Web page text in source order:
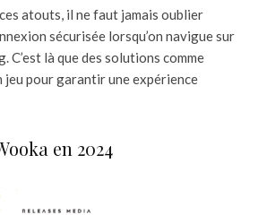
atouts, il ne faut jamais oublier
sécurisée lorsqu’on navigue sur
C’est là que des solutions comme
pour garantir une expérience
en 2024